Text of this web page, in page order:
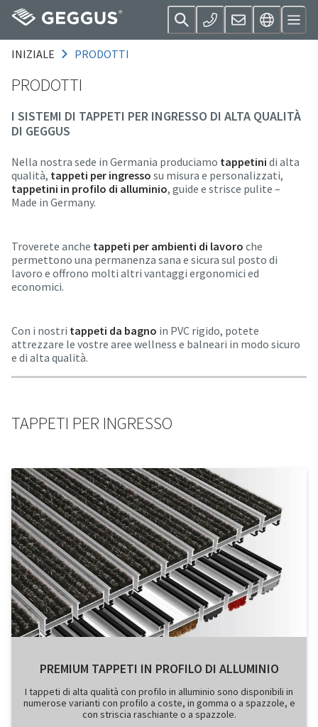
INIZIALE PRODOTTI
PRODOTTI
I SISTEMI DI TAPPETI PER INGRESSO DI ALTA QUALITÀ
DI GEGGUS
Nella nostra sede in Germania produciamo tappetini di alta
qualità, tappeti per ingresso su misura e personalizzati,
tappetini in profilo di alluminio, guide e strisce pulite –
Made in Germany.
Troverete anche tappeti per ambienti di lavoro che
permettono una permanenza sana e sicura sul posto di
lavoro e offrono molti altri vantaggi ergonomici ed
economici.
Con i nostri tappeti da bagno in PVC rigido, potete
attrezzare le vostre aree wellness e balneari in modo sicuro
e di alta qualità.
TAPPETI PER INGRESSO
PREMIUM TAPPETI IN PROFILO DI ALLUMINIO
I tappeti di alta qualità con profilo in alluminio sono disponibili in
numerose varianti con profilo a coste, in gomma o a spazzole, e
con striscia raschiante o a spazzole.